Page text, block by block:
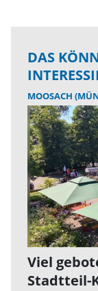
DAS
MOOSACH
Viel
Stadtteil-